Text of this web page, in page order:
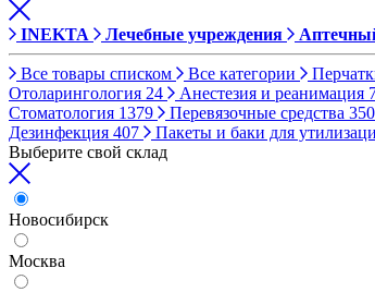
INEKTA Лечебные учреждения
Все товары списком Все категории
Отоларингология 24 Анестезия и реанимация
Стоматология 1379 Перевязочные средства 350
Дезинфекция 407 Пакеты и баки для
Выберите свой склад
Новосибирск
Москва